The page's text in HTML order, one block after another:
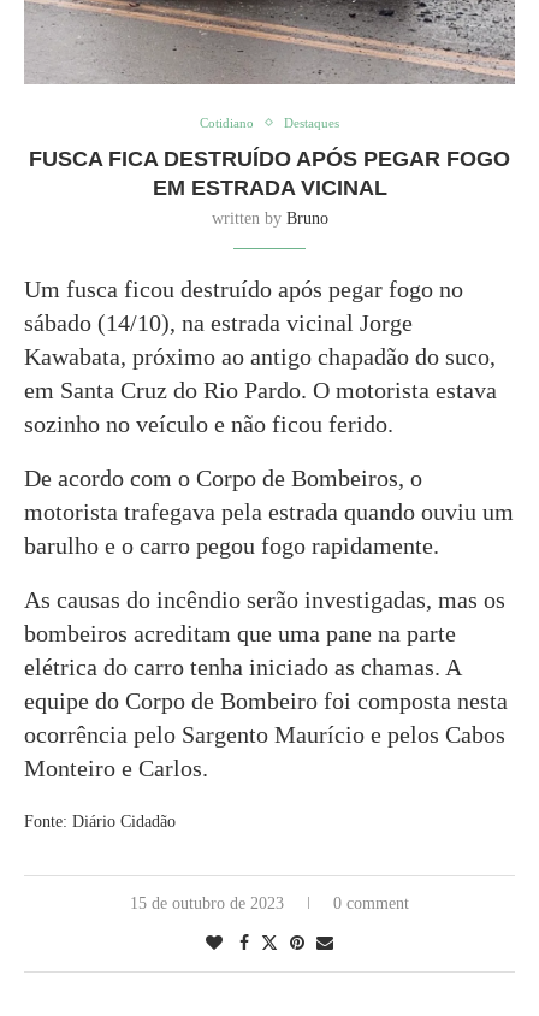
Cotidiano Destaques
FUSCA FICA DESTRUÍDO APÓS PEGAR FOGO
EM ESTRADA VICINAL
written by Bruno
Um fusca ficou destruído após pegar fogo no
sábado (14/10), na estrada vicinal Jorge
Kawabata, próximo ao antigo chapadão do suco,
em Santa Cruz do Rio Pardo. O motorista estava
sozinho no veículo e não ficou ferido.
De acordo com o Corpo de Bombeiros, o
motorista trafegava pela estrada quando ouviu um
barulho e o carro pegou fogo rapidamente.
As causas do incêndio serão investigadas, mas os
bombeiros acreditam que uma pane na parte
elétrica do carro tenha iniciado as chamas. A
equipe do Corpo de Bombeiro foi composta nesta
ocorrência pelo Sargento Maurício e pelos Cabos
Monteiro e Carlos.
Fonte: Diário Cidadão
15 de outubro de 2023 0 comment